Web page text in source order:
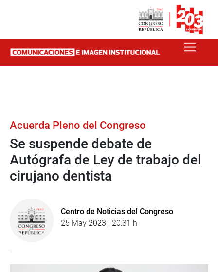
Acuerda Pleno del Congreso
Se suspende debate de
Autógrafa de Ley de trabajo del
cirujano dentista
Centro de Noticias del Congreso
25 May 2023 | 20:31 h